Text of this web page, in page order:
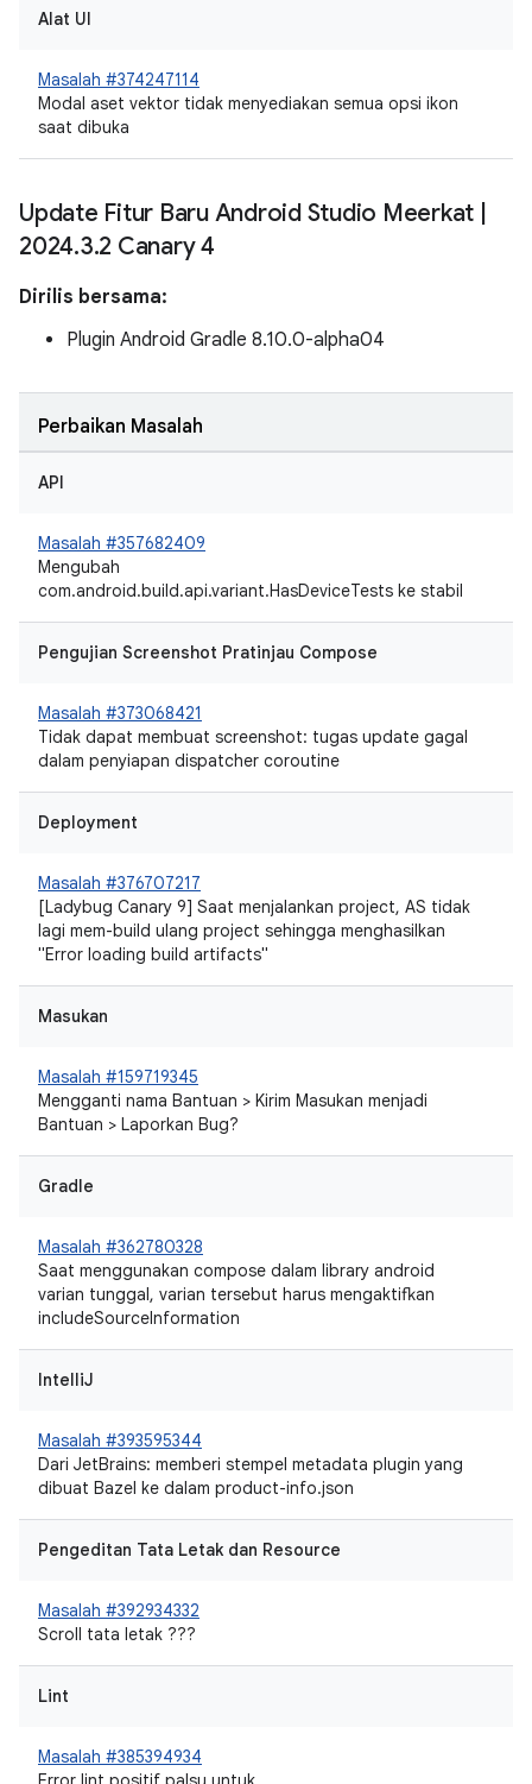
Alat UI
Masalah #374247114
Modal aset vektor tidak menyediakan semua opsi ikon
saat dibuka
Update Fitur Baru Android Studio Meerkat
2024.3.2 Canary 4
Dirilis bersama:
Plugin Android Gradle 8.10.0-alpha04
Perbaikan Masalah
API
Masalah #357682409
Mengubah
com.android.build.api.variant.HasDeviceTests ke stabil
Pengujian Screenshot Pratinjau Compose
Masalah #373068421
Tidak dapat membuat screenshot: tugas update gagal
dalam penyiapan dispatcher coroutine
Deployment
Masalah #376707217
[Ladybug Canary 9] Saat menjalankan project, AS tidak
lagi mem-build ulang project sehingga menghasilkan
"Error loading build artifacts"
Masukan
Masalah #159719345
Mengganti nama Bantuan > Kirim Masukan menjadi
Bantuan > Laporkan Bug?
Gradle
Masalah #362780328
Saat menggunakan compose dalam library android
varian tunggal, varian tersebut harus mengaktifkan
includeSourceInformation
IntelliJ
Masalah #393595344
Dari JetBrains: memberi stempel metadata plugin yang
dibuat Bazel ke dalam product-info.json
Pengeditan Tata Letak dan Resource
Masalah #392934332
Scroll tata letak ???
Lint
Masalah #385394934